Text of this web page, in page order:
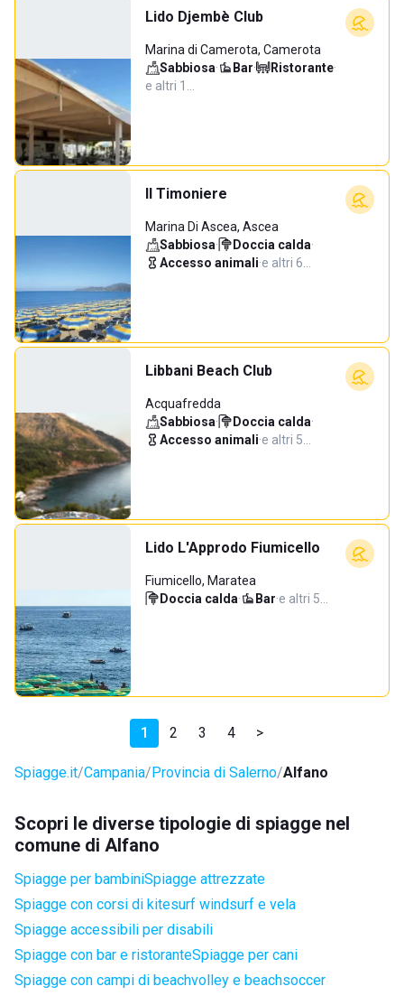
Lido Djembè Club
Marina di Camerota, Camerota
Sabbiosa· Bar· Ristorante·
e altri 1…
Il Timoniere
Marina Di Ascea, Ascea
Sabbiosa· Doccia calda·
Accesso animali·e altri 6…
Libbani Beach Club
Acquafredda
Sabbiosa· Doccia calda·
Accesso animali·e altri 5…
Lido L'Approdo Fiumicello
Fiumicello, Maratea
Doccia calda· Bar·e altri 5…
1 2 3 4 >
Spiagge.it Campania Provincia di Salerno Alfano
Scopri le diverse tipologie di spiagge nel
comune di Alfano
Spiagge per bambiniSpiagge attrezzate
Spiagge con corsi di kitesurf windsurf e vela
Spiagge accessibili per disabili
Spiagge con bar e ristoranteSpiagge per cani
Spiagge con campi di beachvolley e beachsoccer